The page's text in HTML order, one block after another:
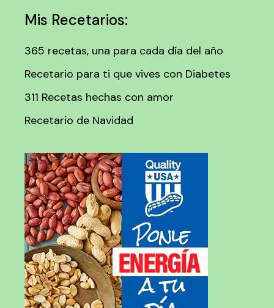
Mis Recetarios:
365 recetas, una para cada día del año
Recetario para ti que vives con Diabetes
311 Recetas hechas con amor
Recetario de Navidad